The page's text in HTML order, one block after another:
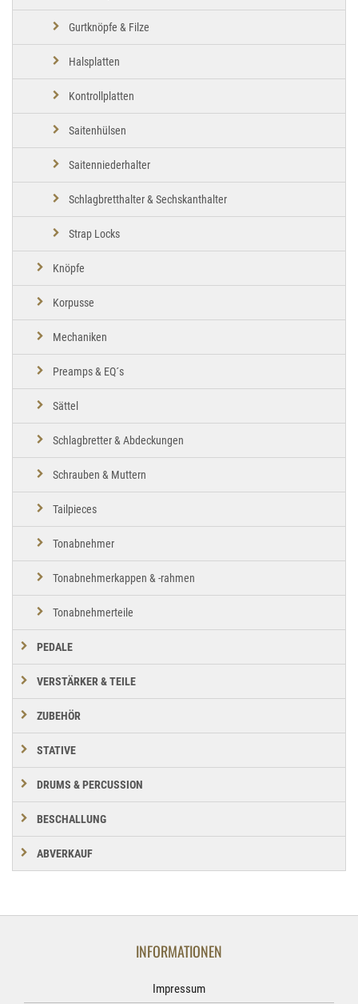
Gurtknöpfe & Filze
Halsplatten
Kontrollplatten
Saitenhülsen
Saitenniederhalter
Schlagbretthalter & Sechskanthalter
Strap Locks
Knöpfe
Korpusse
Mechaniken
Preamps & EQ´s
Sättel
Schlagbretter & Abdeckungen
Schrauben & Muttern
Tailpieces
Tonabnehmer
Tonabnehmerkappen & -rahmen
Tonabnehmerteile
PEDALE
VERSTÄRKER & TEILE
ZUBEHÖR
STATIVE
DRUMS & PERCUSSION
BESCHALLUNG
ABVERKAUF
INFORMATIONEN
Impressum